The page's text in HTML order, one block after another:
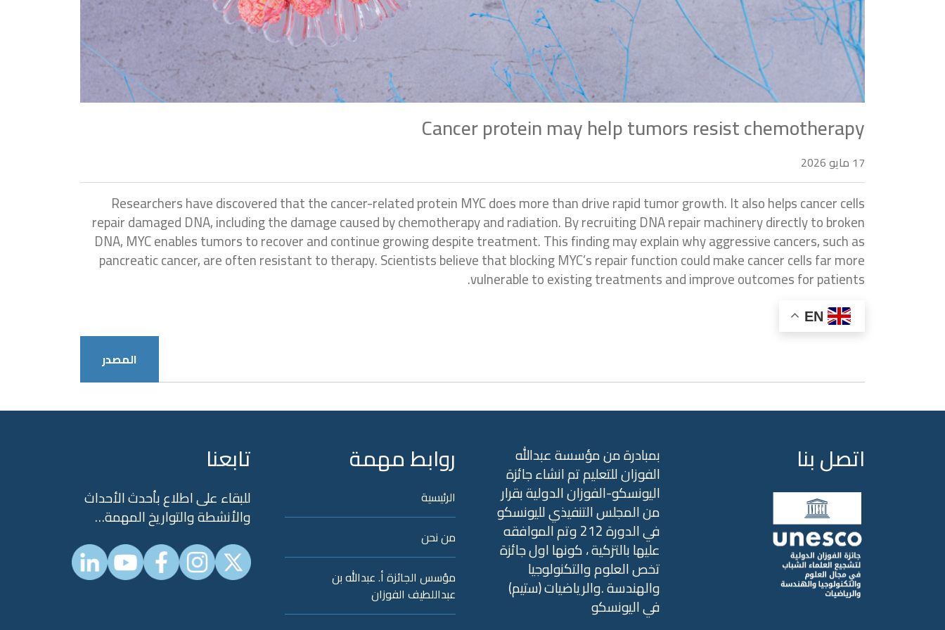
Cancer protein may help tumors resist chemotherapy
17 مايو 2026
Researchers have discovered that the cancer-related protein MYC does more than drive rapid tumor growth. It also helps cancer cells
repair damaged DNA, including the damage caused by chemotherapy and radiation. By recruiting DNA repair machinery directly to broken
DNA, MYC enables tumors to recover and continue growing despite treatment. This finding may explain why aggressive cancers, such as
pancreatic cancer, are often resistant to therapy. Scientists believe that blocking MYC’s repair function could make cancer cells far more
vulnerable to existing treatments and improve outcomes for patients.
EN
المصدر
اتصل بنا بمبادرة من مؤسسة عبدالله
الفوزان للتعليم تم انشاء جائزة
اليونسكو-الفوزان الدولية بقرار
من المجلس التنفيذي لليونسكو
في الدورة 212 وتم الموافقه
عليها بالتزكية ، كونها اول جائزة
تخص العلوم والتكنولوجيا
والهندسة .والرياضيات (ستيم)
في اليونسكو
روابط مهمة
الرئيسية
من نحن
مؤسس الجائزة أ. عبدالله بن
عبداللطيف الفوزان
تابعنا
للبقاء على اطلاع بأحدث الأحداث
والأنشطة والتواريخ المهمة…